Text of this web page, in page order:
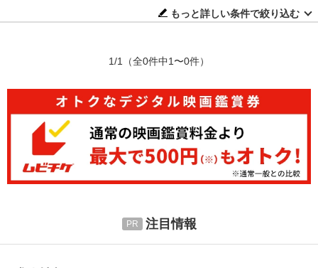
もっと詳しい条件で絞り込む
1/1 （全0件中1〜0件）
注目情報